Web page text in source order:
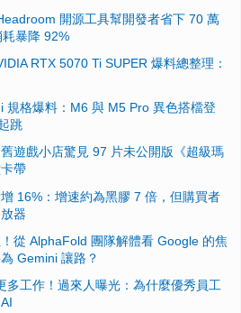
開源工具幫開發者省下 70 萬
暴降 92%
RTX 5070 Ti SUPER 爆料總整理：
規格爆料：M6 與 M5 Pro 異色搭檔登
跳
遊戲小店驚見 97 片未公開版《超級瑪
帶
16%：增速約為黑膠 7 倍，但購買者
器
從 AlphaFold 團隊解體看 Google 的焦
Gemini 讓路？
多工作！過來人曝光：為什麼優秀員工